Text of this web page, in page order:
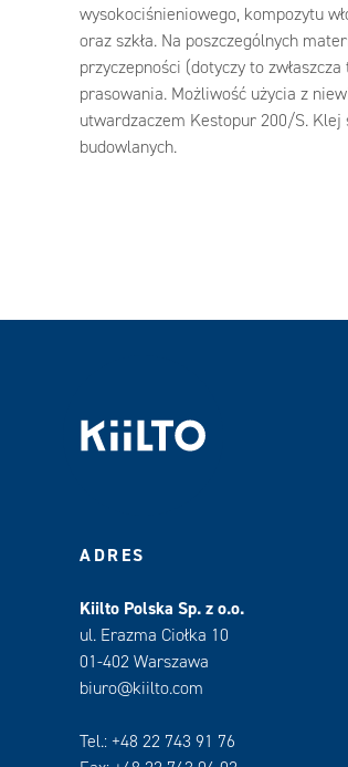
wysokociśnieniowego, kompozytu
oraz szkła. Na poszczególnych
przyczepności (dotyczy to
prasowania. Możliwość użycia z
utwardzaczem Kestopur 200/S.
budowlanych.
ADRES
Kiilto Polska Sp. z o.o.
ul. Erazma Ciołka 10
01-402 Warszawa
biuro@kiilto.com
Tel.: +48 22 743 91 76